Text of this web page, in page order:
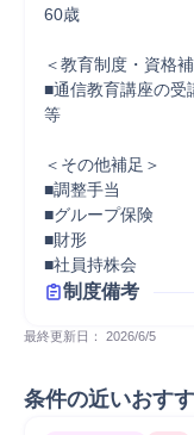
60歳
＜教育制度・資格
■通信教育講座の受
等
＜その他補足＞
■調整手当
■グループ保険
■財形
■社員持株会
制度備考
最終更新日： 2026/6/5
条件の近いおす